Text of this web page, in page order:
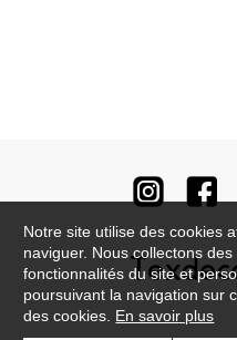
Notre site utilise des cookies
naviguer. Nous collectons
fonctionnalités du site et
poursuivant la navigation sur
des cookies. En savoir plus